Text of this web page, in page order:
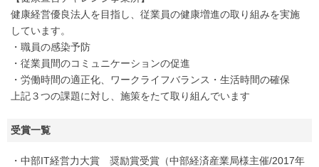
健康経営優良法人を目指し、従業員の健康増進の取り組みを実施
しています。
・職員の感染予防
・従業員間のコミュニケーションの促進
・労働時間の適正化、ワークライフバランス・生活時間の確保
上記３つの課題に対し、施策をたて取り組んでいます
受賞一覧
・中部IT経営力大賞 奨励賞受賞（中部経済産業局様主催/2017年